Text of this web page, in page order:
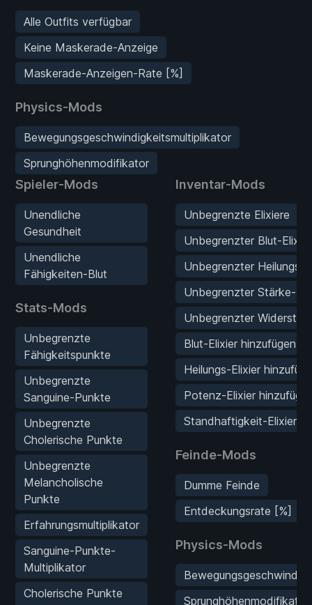
Alle Outfits verfügbar
Keine Maskerade-Anzeige
Maskerade-Anzeigen-Rate [%]
Physics-Mods
Bewegungsgeschwindigkeitsmultiplikator
Sprunghöhenmodifikator
Spieler-Mods
Unendliche
Gesundheit
Unendliche
Fähigkeiten-Blut
Stats-Mods
Unbegrenzte
Fähigkeitspunkte
Unbegrenzte
Sanguine-Punkte
Unbegrenzte
Cholerische Punkte
Unbegrenzte
Melancholische
Punkte
Erfahrungsmultiplikator
Sanguine-Punkte-
Multiplikator
Cholerische Punkte
Inventar-Mods
Unbegrenzte Elixiere
Unbegrenzter Blut-Elixier
Unbegrenzter Heilungs-
Unbegrenzter Stärke-
Unbegrenzter
Blut-Elixier hinzufügen
Heilungs-Elixier
Potenz-Elixier
Standhaftigkeit-Elixier
Feinde-Mods
Dumme Feinde
Entdeckungsrate [%]
Physics-Mods
Sprunghöhenmodifikator